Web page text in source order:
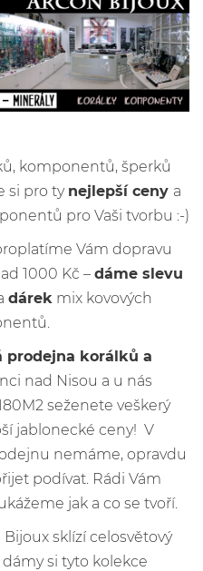
komponentů, šperků
si pro ty nejlepší ceny a
pro Vaši tvorbu :-)
Vám dopravu
1000 Kč – dáme slevu
dárek mix kovových
prodejna korálků a
nad Nisou a u nás
seženete veškerý
jablonecké ceny! V
nemáme, opravdu
podívat. Rádi Vám
jak a co se tvoří.
sklízí celosvětový
si tyto kolekce